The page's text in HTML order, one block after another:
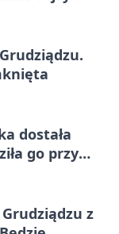
dostała
go przy
z